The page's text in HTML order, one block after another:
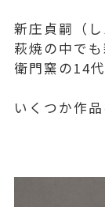
新庄貞嗣（
萩焼の中で
衛門窯の14
いくつか作